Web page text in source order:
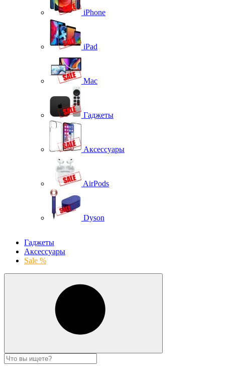
iPhone
iPad
Mac
Гаджеты
Аксессуары
AirPods
Dyson
Гаджеты
Аксессуары
Sale %